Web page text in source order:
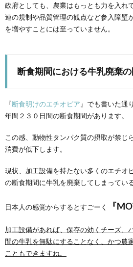
政府としても、農業はもっとも力を入れ
連の規制や品質管理の観点など参入障壁
を増やすことには至っていません。
断食期間における牛乳廃棄
『断食明けのエチオピア 』でも書いた通
年間２３０日間の断食期間があります。
この感、動物性タンパク質の摂取が禁じ
消費が低下します。
現状、加工設備を持たない多くのエチオ
の断食期間に牛乳を廃棄してしまってい
日本人の感覚からするとすごーく 『
加工設備があれば、保存の効くチーズ、
間の牛乳を無駄にすることなく、かつ農
こともできますね。